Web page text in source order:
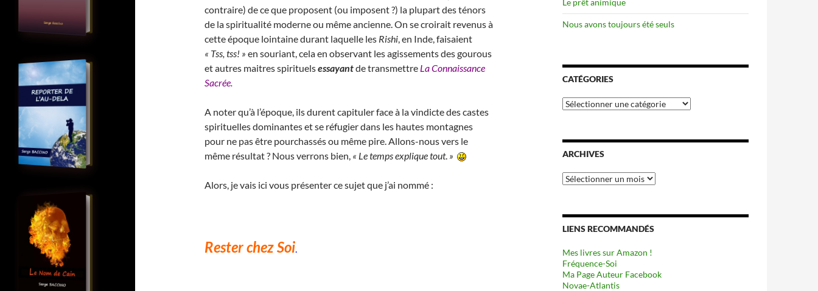
contraire) de ce que proposent (ou imposent ?) la plupart des ténors
de la spiritualité moderne ou même ancienne. On se croirait revenus à
cette époque lointaine durant laquelle les Rishi, en Inde, faisaient
« Tss, tss! » en souriant, cela en observant les agissements des gourous
et autres maitres spirituelsessayantde transmettre La Connaissance
Sacrée.
A noter qu’à l’époque, ils durent capituler face à la vindicte des castes
spirituelles dominantes et se réfugier dans les hautes montagnes
pour ne pas être pourchassés ou même pire. Allons-nous vers le
même résultat ? Nous verrons bien, « Le temps explique tout. »
Alors, je vais ici vous présenter ce sujet que j’ai nommé :
Rester chez Soi.
Le prêt animique
Nous avons toujours été seuls
CATÉGORIES
Catégories
ARCHIVES
Archives
LIENS RECOMMANDÉS
Mes livres sur Amazon !
Fréquence-Soi
Ma Page Auteur Facebook
Novae-Atlantis